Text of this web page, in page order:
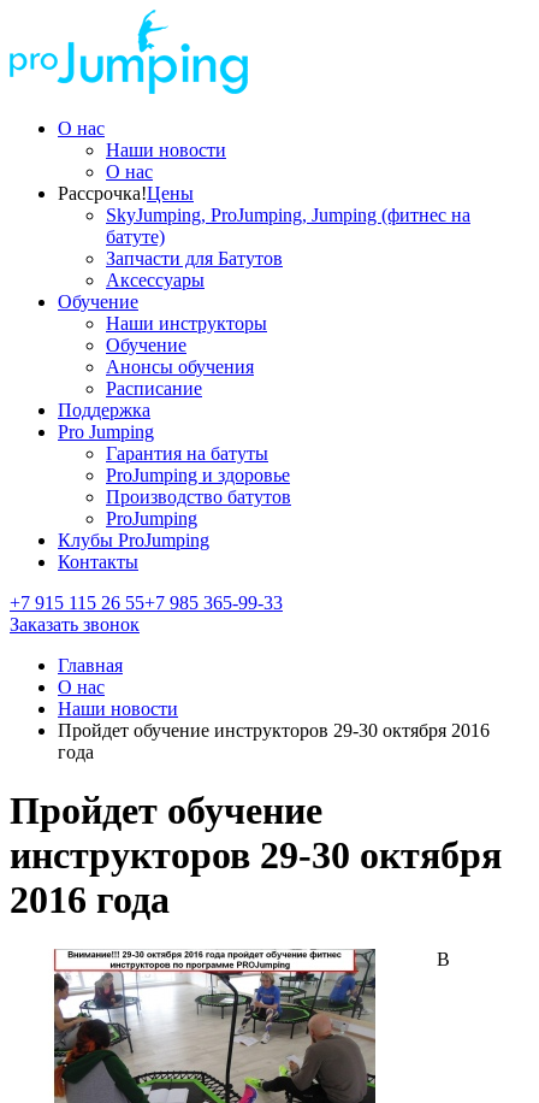
О нас
Наши новости
О нас
Рассрочка!Цены
SkyJumping, ProJumping, Jumping (фитнес на
батуте)
Запчасти для Батутов
Аксессуары
Обучение
Наши инструкторы
Обучение
Анонсы обучения
Расписание
Поддержка
Pro Jumping
Гарантия на батуты
ProJumping и здоровье
Производство батутов
ProJumping
Клубы ProJumping
Контакты
+7 915 115 26 55+7 985 365-99-33
Заказать звонок
Главная
О нас
Наши новости
Пройдет обучение инструкторов 29-30 октября 2016
года
Пройдет обучение
инструкторов 29-30 октября
2016 года
В